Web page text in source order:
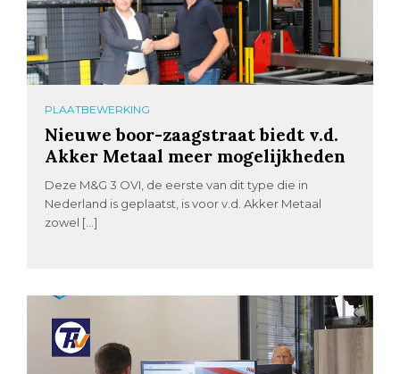
PLAATBEWERKING
Nieuwe boor-zaagstraat biedt v.d.
Akker Metaal meer mogelijkheden
Deze M&G 3 OVI, de eerste van dit type die in
Nederland is geplaatst, is voor v.d. Akker Metaal
zowel […]